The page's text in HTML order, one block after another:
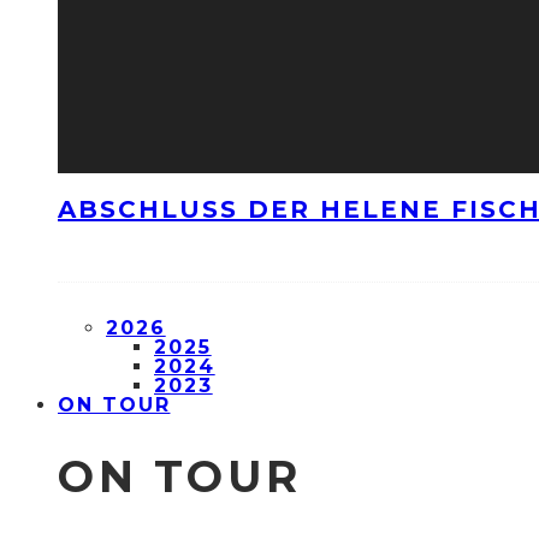
ABSCHLUSS DER HELENE
2026
2025
2024
2023
ON TOUR
ON TOUR